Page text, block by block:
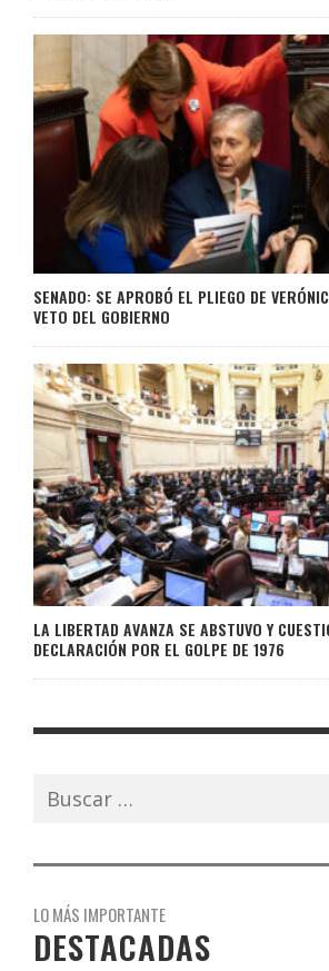
SENADO: SE APROBÓ EL PLIEGO DE
VETO DEL GOBIERNO
LA LIBERTAD AVANZA SE ABSTUVO Y
DECLARACIÓN POR EL GOLPE DE 1976
Buscar:
LO MÁS IMPORTANTE
DESTACADAS